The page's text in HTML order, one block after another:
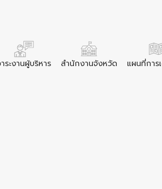
ระงานผู้บริหาร สำนักงานจังหวัด แผนที่การ